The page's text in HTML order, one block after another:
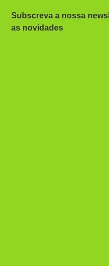
Subscreva a nossa
as novidades